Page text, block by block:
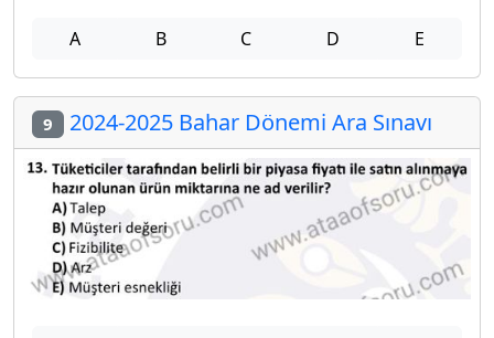
A B C D E
9 2024-2025 Bahar Dönemi Ara Sınavı